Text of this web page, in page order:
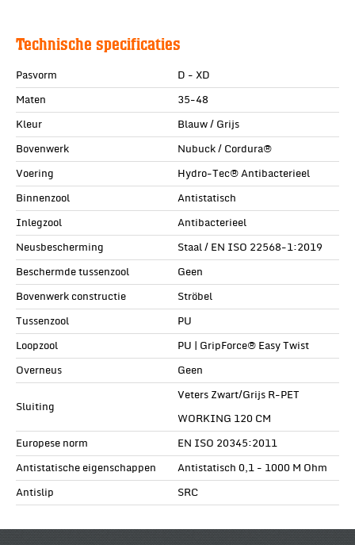
Technische specificaties
Pasvorm
D - XD
Maten
35-48
Kleur
Blauw / Grijs
Bovenwerk
Nubuck / Cordura®
Voering
Hydro-Tec® Antibacterieel
Binnenzool
Antistatisch
Inlegzool
Antibacterieel
Neusbescherming
Staal / EN ISO 22568-1:2019
Beschermde tussenzool
Geen
Bovenwerk constructie
Ströbel
Tussenzool
PU
Loopzool
PU | GripForce® Easy Twist
Overneus
Geen
Sluiting
Veters Zwart/Grijs R-PET
WORKING 120 CM
Europese norm
EN ISO 20345:2011
Antistatische eigenschappen
Antistatisch 0,1 - 1000 M Ohm
Antislip
SRC